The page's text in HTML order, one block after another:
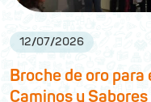
12/07/2026
Broche de oro
Caminos y